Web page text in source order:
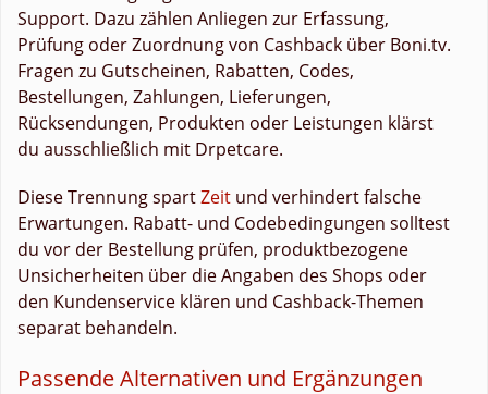
Support. Dazu zählen Anliegen zur Erfassung,
Prüfung oder Zuordnung von Cashback über Boni.tv.
Fragen zu Gutscheinen, Rabatten, Codes,
Bestellungen, Zahlungen, Lieferungen,
Rücksendungen, Produkten oder Leistungen klärst
du ausschließlich mit Drpetcare.
Diese Trennung spartZeit und verhindert falsche
Erwartungen. Rabatt- und Codebedingungen solltest
du vor der Bestellung prüfen, produktbezogene
Unsicherheiten über die Angaben des Shops oder
den Kundenservice klären und Cashback-Themen
separat behandeln.
Passende Alternativen und Ergänzungen